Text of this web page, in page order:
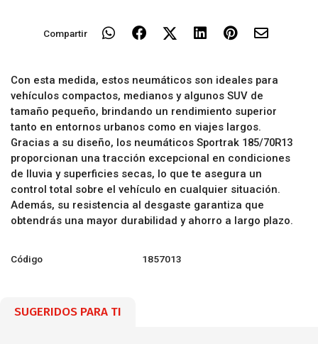
Compartir
Con esta medida, estos neumáticos son ideales para
vehículos compactos, medianos y algunos SUV de
tamaño pequeño, brindando un rendimiento superior
tanto en entornos urbanos como en viajes largos.
Gracias a su diseño, los neumáticos Sportrak 185/70R13
proporcionan una tracción excepcional en condiciones
de lluvia y superficies secas, lo que te asegura un
control total sobre el vehículo en cualquier situación.
Además, su resistencia al desgaste garantiza que
obtendrás una mayor durabilidad y ahorro a largo plazo.
Código 1857013
SUGERIDOS PARA TI